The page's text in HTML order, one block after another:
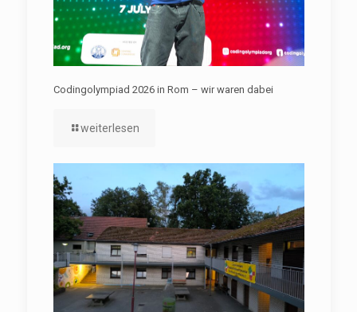
Codingolympiad 2026 in Rom – wir waren dabei
weiterlesen